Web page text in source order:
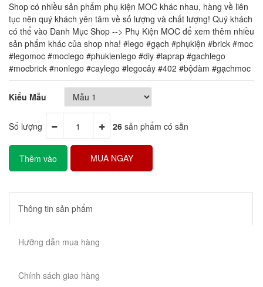
Shop có nhiều sản phẩm phụ kiện MOC khác nhau, hàng về liên
tục nên quý khách yên tâm về số lượng và chất lượng! Quý khách
có thể vào Danh Mục Shop --> Phụ Kiện MOC để xem thêm nhiều
sản phẩm khác của shop nha! #lego #gạch #phụkiện #brick #moc
#legomoc #moclego #phukienlego #diy #laprap #gachlego
#mocbrick #nonlego #caylego #legocây #402 #bộđàm #gạchmoc
Kiểu Mẫu
Số lượng 26 sản phẩm có sẵn
Thêm vào MUA NGAY
Thông tin sản phẩm
Hưỡng dẫn mua hàng
Chính sách giao hàng